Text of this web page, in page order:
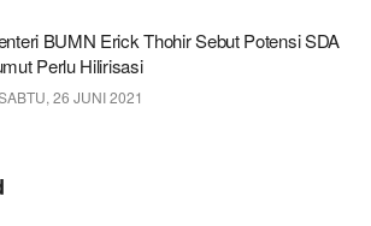
BUMN Erick Thohir Sebut Potensi SDA
Perlu Hilirisasi
26 JUNI 2021